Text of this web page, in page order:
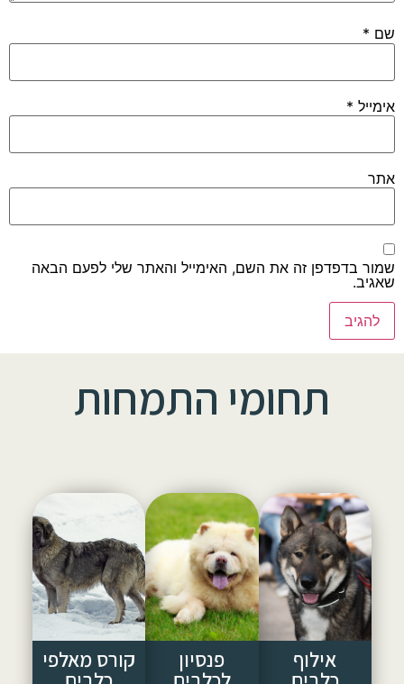
שם *
אימייל *
אתר
שמור בדפדפן זה את השם, האימייל והאתר שלי לפעם הבאה
שאגיב.
תחומי התמחות
אילוף פנסיון קורס מאלפי